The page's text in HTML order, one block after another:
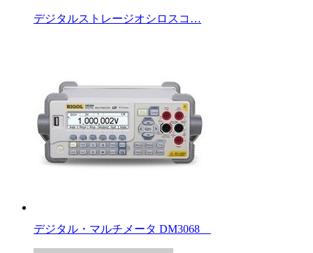
デジタルストレージオシロスコ…
デジタル・マルチメータ DM3068